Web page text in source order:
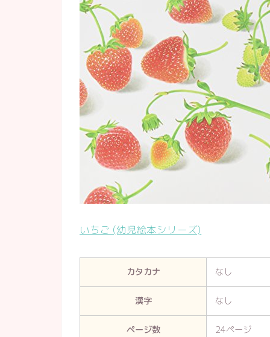
いちご (幼児絵本シリーズ)
カタカナ なし
漢字 なし
ページ数 24ページ